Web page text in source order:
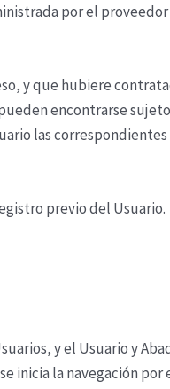
por el
y que hubiere
encontrarse
las
previo del Usuario.
y el Usuario y
inicia la navegación por